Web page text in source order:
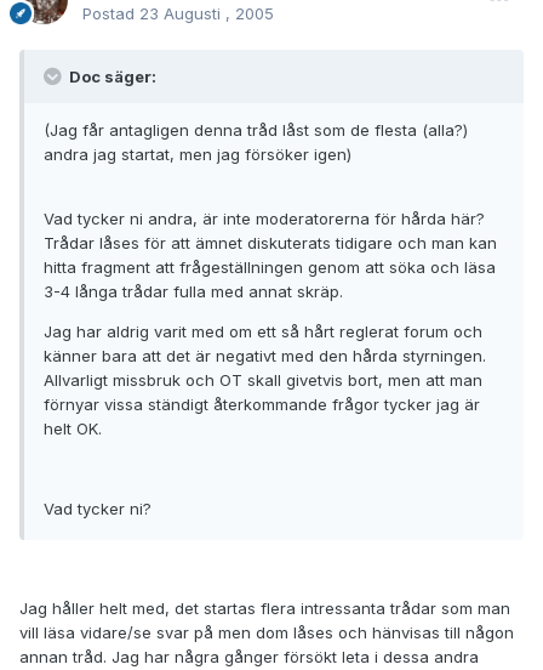
Postad 23 Augusti , 2005
Doc säger:
(Jag får antagligen denna tråd låst som de flesta (alla?)
andra jag startat, men jag försöker igen)
Vad tycker ni andra, är inte moderatorerna för hårda här?
Trådar låses för att ämnet diskuterats tidigare och man kan
hitta fragment att frågeställningen genom att söka och läsa
3-4 långa trådar fulla med annat skräp.
Jag har aldrig varit med om ett så hårt reglerat forum och
känner bara att det är negativt med den hårda styrningen.
Allvarligt missbruk och OT skall givetvis bort, men att man
förnyar vissa ständigt återkommande frågor tycker jag är
helt OK.
Vad tycker ni?
Jag håller helt med, det startas flera intressanta trådar som man
vill läsa vidare/se svar på men dom låses och hänvisas till någon
annan tråd. Jag har några gånger försökt leta i dessa andra